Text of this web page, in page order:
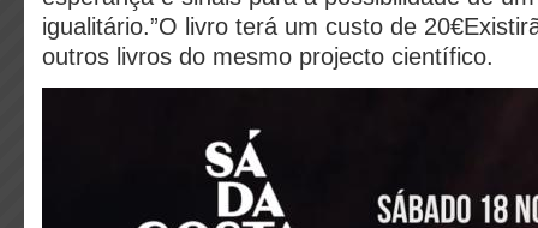
igualitário.”O livro terá um custo de
outros livros do mesmo projecto científico.